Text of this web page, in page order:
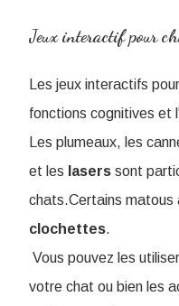
Jeux interactif pour
Les jeux interactifs
fonctions cognitives et
Les plumeaux, les
et les lasers sont
chats.Certains matous
clochettes.
Vous pouvez les
votre chat ou bien les